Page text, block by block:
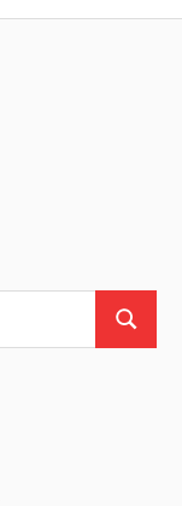
Suchen